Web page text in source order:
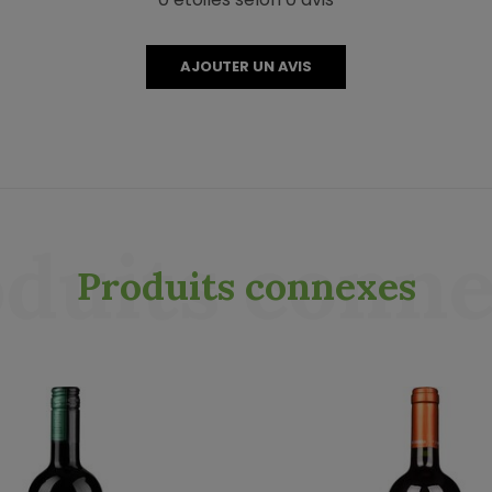
AJOUTER UN AVIS
Produits connexes